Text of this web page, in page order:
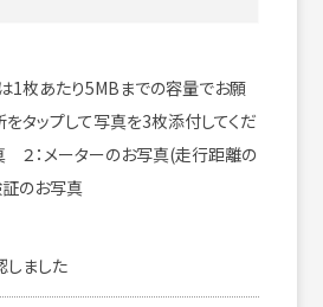
1枚あたり5MBまでの容量でお願
タップして写真を3枚添付してくだ
２：メーターのお写真(走行距離の
のお写真
ました